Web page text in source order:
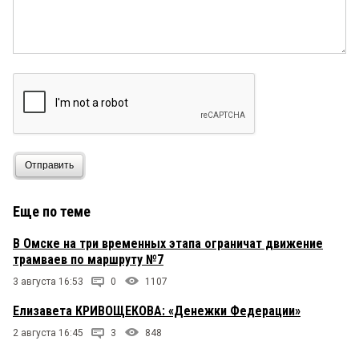
Отправить
Еще по теме
В Омске на три временных этапа ограничат движение
трамваев по маршруту №7
3 августа 16:53 0 1107
Елизавета КРИВОЩЕКОВА: «Денежки Федерации»
2 августа 16:45 3 848